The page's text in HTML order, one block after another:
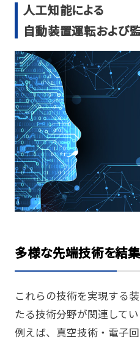
人工知能による
自動装置運転および
多様な先端技術を結集
これらの技術を実現する
たる技術分野が関連してい
例えば、真空技術・電子